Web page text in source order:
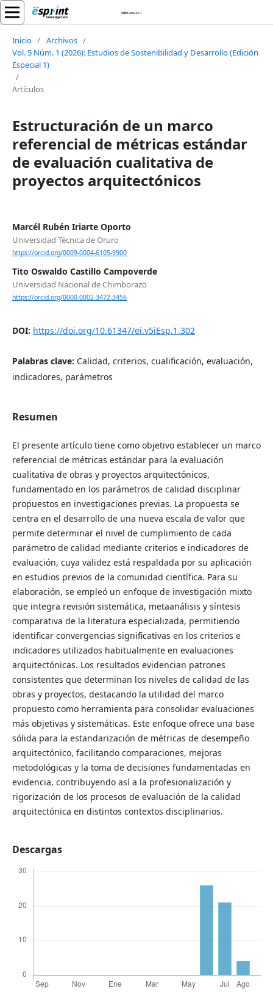
Inicio / Archivos /
Vol. 5 Núm. 1 (2026): Estudios de Sostenibilidad y Desarrollo (Edición
Especial 1)
/
Artículos
Estructuración de un marco
referencial de métricas estándar
de evaluación cualitativa de
proyectos arquitectónicos
Marcél Rubén Iriarte Oporto
Universidad Técnica de Oruro
https://orcid.org/0009-0004-6105-9900
Tito Oswaldo Castillo Campoverde
Universidad Nacional de Chimborazo
https://orcid.org/0000-0002-3472-3456
DOI: https://doi.org/10.61347/ei.v5iEsp.1.302
Palabras clave: Calidad, criterios, cualificación, evaluación,
indicadores, parámetros
Resumen
El presente artículo tiene como objetivo establecer un marco
referencial de métricas estándar para la evaluación
cualitativa de obras y proyectos arquitectónicos,
fundamentado en los parámetros de calidad disciplinar
propuestos en investigaciones previas. La propuesta se
centra en el desarrollo de una nueva escala de valor que
permite determinar el nivel de cumplimiento de cada
parámetro de calidad mediante criterios e indicadores de
evaluación, cuya validez está respaldada por su aplicación
en estudios previos de la comunidad científica. Para su
elaboración, se empleó un enfoque de investigación mixto
que integra revisión sistemática, metaanálisis y síntesis
comparativa de la literatura especializada, permitiendo
identificar convergencias significativas en los criterios e
indicadores utilizados habitualmente en evaluaciones
arquitectónicas. Los resultados evidencian patrones
consistentes que determinan los niveles de calidad de las
obras y proyectos, destacando la utilidad del marco
propuesto como herramienta para consolidar evaluaciones
más objetivas y sistemáticas. Este enfoque ofrece una base
sólida para la estandarización de métricas de desempeño
arquitectónico, facilitando comparaciones, mejoras
metodológicas y la toma de decisiones fundamentadas en
evidencia, contribuyendo así a la profesionalización y
rigorización de los procesos de evaluación de la calidad
arquitectónica en distintos contextos disciplinarios.
Descargas